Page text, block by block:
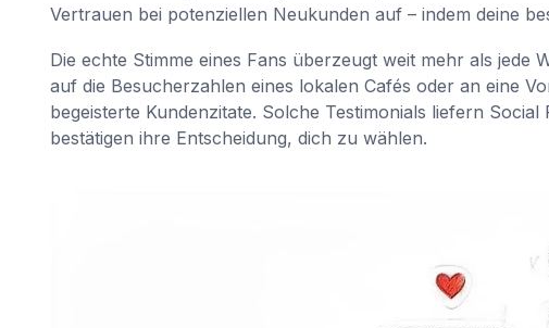
Vertrauen bei potenziellen Neukunden auf – indem deine
Die echte Stimme eines Fans überzeugt weit mehr als
auf die Besucherzahlen eines lokalen Cafés oder an eine
begeisterte Kundenzitate. Solche Testimonials liefern
bestätigen ihre Entscheidung, dich zu wählen.